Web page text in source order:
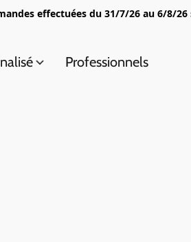
effectuées du 31/7/26 au 6/8/
Professionnels